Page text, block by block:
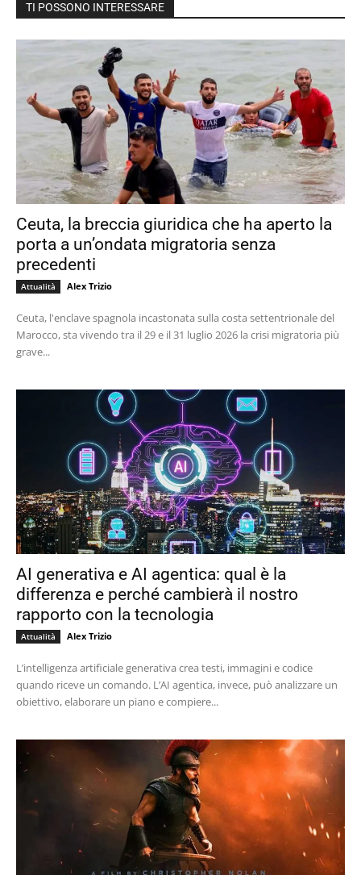
TI POSSONO INTERESSARE
Ceuta, la breccia giuridica che ha aperto la
porta a un’ondata migratoria senza
precedenti
Attualità Alex Trizio
Ceuta, l'enclave spagnola incastonata sulla costa settentrionale del
Marocco, sta vivendo tra il 29 e il 31 luglio 2026 la crisi migratoria più
grave...
AI generativa e AI agentica: qual è la
differenza e perché cambierà il nostro
rapporto con la tecnologia
Attualità Alex Trizio
L’intelligenza artificiale generativa crea testi, immagini e codice
quando riceve un comando. L’AI agentica, invece, può analizzare un
obiettivo, elaborare un piano e compiere...